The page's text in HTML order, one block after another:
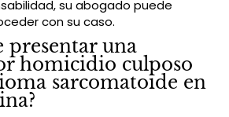
su abogado puede
con su caso.
presentar una
homicidio culposo
sarcomatoide en